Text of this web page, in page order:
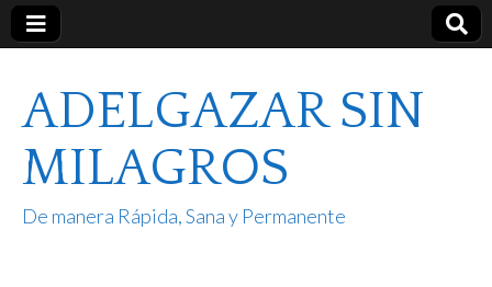
ADELGAZAR SIN
MILAGROS
De manera Rápida, Sana y Permanente